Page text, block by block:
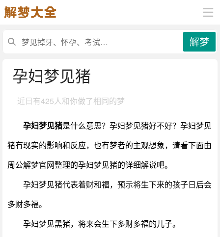
解梦
孕妇梦见猪
近日有425人和你做了相同的梦
孕妇梦见猪是什么意思？孕妇梦见猪好不好？孕妇梦见
猪有现实的影响和反应，也有梦者的主观想象，请看下面由
周公解梦官网整理的孕妇梦见猪的详细解说吧。
孕妇梦见猪代表着财和福，预示将生下来的孩子日后会
多财多福。
孕妇梦见黑猪，将来会生下多财多福的儿子。